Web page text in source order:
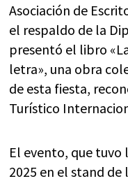
Asociación de
el respaldo de la
presentó el libro
letra», una obra
de esta fiesta,
Turístico
El evento, que tuvo
2025 en el stand